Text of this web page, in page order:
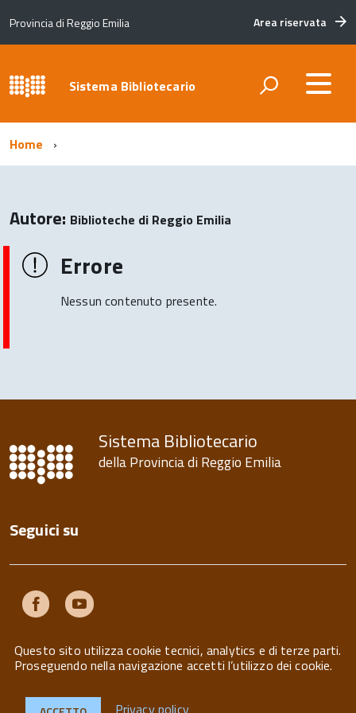
Questo sito utilizza cookie tecnici, analytics e di terze parti.
Proseguendo nella navigazione accetti l’utilizzo dei cookie.
Provincia di Reggio Emilia Area riservata
Sistema Bibliotecario
Home
Autore: Biblioteche di Reggio Emilia
Errore
Nessun contenuto presente.
Sistema Bibliotecario
della Provincia di Reggio Emilia
Seguici su
Facebook